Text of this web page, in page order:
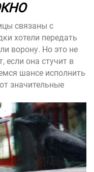
связаны с
хотели передать
ворону. Но это не
если она стучит в
шансе исполнить
значительные